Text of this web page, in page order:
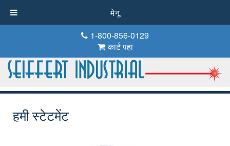
1-800-856-0129
कार्ट पहा
हमी स्टेटमेंट
मेनू